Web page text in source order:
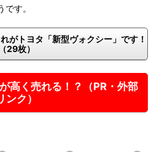
す。
がトヨタ「新型ヴォクシー」です！
（29枚）
高く売れる！？（PR・外部
ンク）